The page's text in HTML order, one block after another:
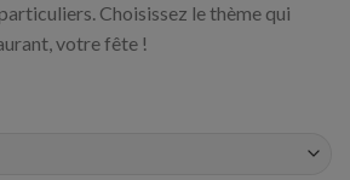
Choisissez le thème qui
votre fête !